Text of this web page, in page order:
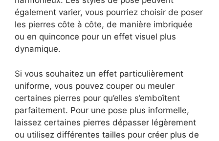
également varier, vous pourriez choisir de poser
les pierres côte à côte, de manière imbriquée
ou en quinconce pour un effet visuel plus
dynamique.
Si vous souhaitez un effet particulièrement
uniforme, vous pouvez couper ou meuler
certaines pierres pour qu’elles s’emboîtent
parfaitement. Pour une pose plus informelle,
laissez certaines pierres dépasser légèrement
ou utilisez différentes tailles pour créer plus de